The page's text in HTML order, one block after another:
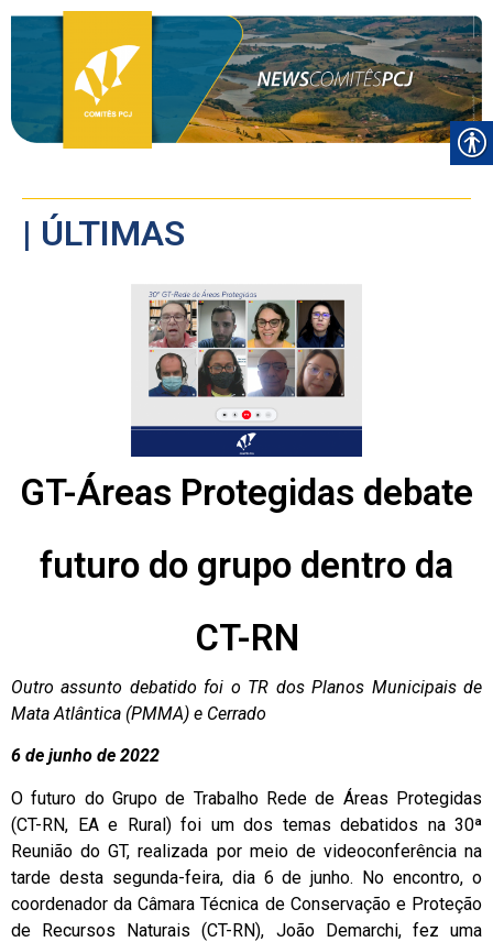
| ÚLTIMAS
GT-Áreas Protegidas debate
futuro do grupo dentro da
CT-RN
Outro assunto debatido foi o TR dos Planos Municipais de
Mata Atlântica (PMMA) e Cerrado
6 de junho de 2022
O futuro do Grupo de Trabalho Rede de Áreas Protegidas
(CT-RN, EA e Rural) foi um dos temas debatidos na 30ª
Reunião do GT, realizada por meio de videoconferência na
tarde desta segunda-feira, dia 6 de junho. No encontro, o
coordenador da Câmara Técnica de Conservação e Proteção
de Recursos Naturais (CT-RN), João Demarchi, fez uma